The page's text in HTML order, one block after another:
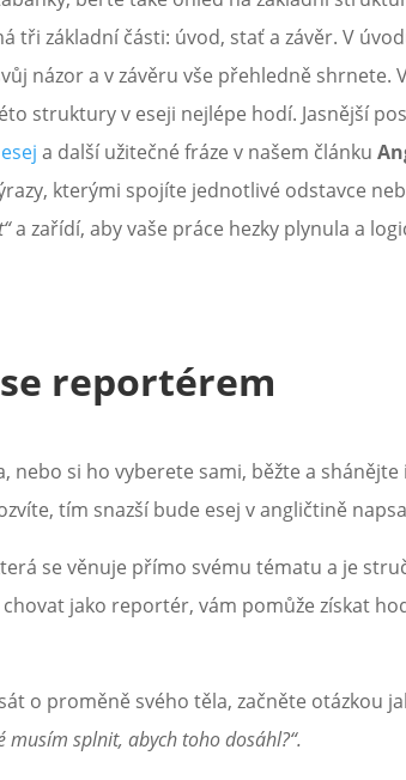
tři základní části: úvod, stať a závěr. V
názor a v závěru vše přehledně shrnete.
struktury v eseji nejlépe hodí. Jasnější
a další užitečné fráze v našem článku
kterými spojíte jednotlivé odstavce
a zařídí, aby vaše práce hezky plynula a
reportérem
nebo si ho vyberete sami, běžte a
tím snazší bude esej v angličtině
se věnuje přímo svému tématu a je
jako reportér, vám pomůže získat
o proměně svého těla, začněte otázkou
musím splnit, abych toho dosáhl?“.